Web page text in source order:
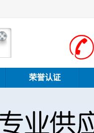
荣誉认证